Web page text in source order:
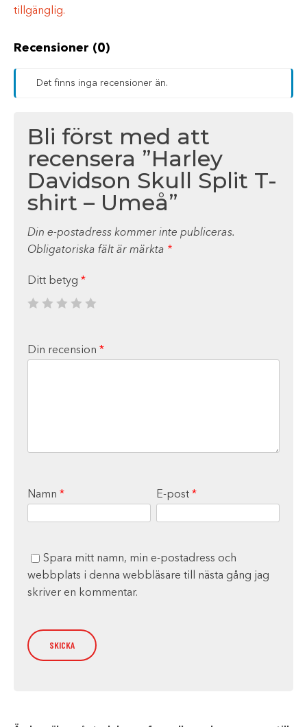
tillgänglig.
Recensioner (0)
Det finns inga recensioner än.
Bli först med att
recensera ”Harley
Davidson Skull Split T-
shirt – Umeå”
Din e-postadress kommer inte publiceras.
Obligatoriska fält är märkta *
Ditt betyg *
Din recension *
Namn * E-post *
Spara mitt namn, min e-postadress och
webbplats i denna webbläsare till nästa gång jag
skriver en kommentar.